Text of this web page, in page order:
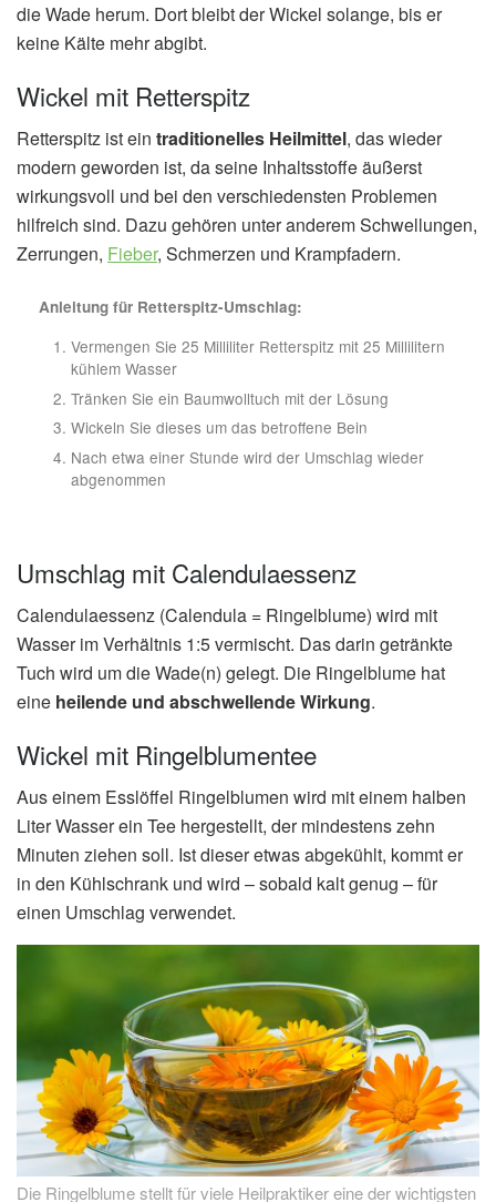
die Wade herum. Dort bleibt der Wickel solange, bis er
keine Kälte mehr abgibt.
Wickel mit Retterspitz
Retterspitz ist ein traditionelles Heilmittel, das wieder
modern geworden ist, da seine Inhaltsstoffe äußerst
wirkungsvoll und bei den verschiedensten Problemen
hilfreich sind. Dazu gehören unter anderem Schwellungen,
Zerrungen, Fieber, Schmerzen und Krampfadern.
Anleitung für Retterspitz-Umschlag:
Vermengen Sie 25 Milliliter Retterspitz mit 25 Millilitern
kühlem Wasser
Tränken Sie ein Baumwolltuch mit der Lösung
Wickeln Sie dieses um das betroffene Bein
Nach etwa einer Stunde wird der Umschlag wieder
abgenommen
Umschlag mit Calendulaessenz
Calendulaessenz (Calendula = Ringelblume) wird mit
Wasser im Verhältnis 1:5 vermischt. Das darin getränkte
Tuch wird um die Wade(n) gelegt. Die Ringelblume hat
eine heilende und abschwellende Wirkung.
Wickel mit Ringelblumentee
Aus einem Esslöffel Ringelblumen wird mit einem halben
Liter Wasser ein Tee hergestellt, der mindestens zehn
Minuten ziehen soll. Ist dieser etwas abgekühlt, kommt er
in den Kühlschrank und wird – sobald kalt genug – für
einen Umschlag verwendet.
Die Ringelblume stellt für viele Heilpraktiker eine der wichtigsten